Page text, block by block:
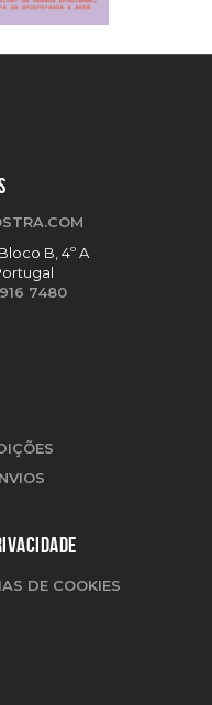
B, 4º A
916 7480
DE COOKIES